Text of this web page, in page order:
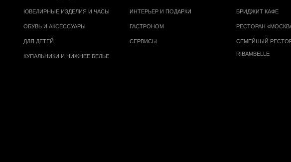
ЮВЕЛИРНЫЕ ИЗДЕЛИЯ И ЧАСЫ
ОБУВЬ И АКСЕССУАРЫ
ДЛЯ ДЕТЕЙ
КУПАЛЬНИКИ И НИЖНЕЕ БЕЛЬЕ
ИНТЕРЬЕР И ПОДАРКИ
ГАСТРОНОМ
СЕРВИСЫ
БРИДЖИТ КАФЕ
РЕСТОРАН
СЕМЕЙНЫЙ
RIBAMBELLE